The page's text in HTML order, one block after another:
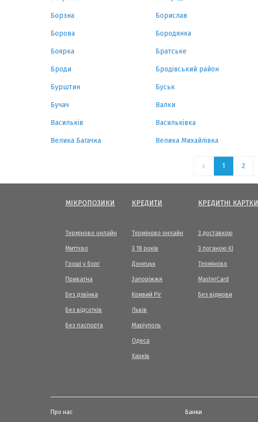
Борзна Борислав
Борова Бородянка
Боярка Братське
Броди Бродівський район
Бурштин Буськ
Бучач Валки
Васильків Васильківка
Велика Багачка Велика Михайлівка
1 2
МІКРОПОЗИКИ
Терміново онлайн
Миттєво
Гроші у борг
Приватна
Без дзвінка
Без відсотків
Без паспорта
КРЕДИТИ
Терміново онлайн
З 18 років
Донецьк
Запоріжжя
Кривий Ріг
Львів
Маріуполь
Одеса
Харків
КРЕДИТНІ КАРТКИ
З доставкою
З поганою КІ
Терміново
МasterCard
Без відмови
Про нас Банки